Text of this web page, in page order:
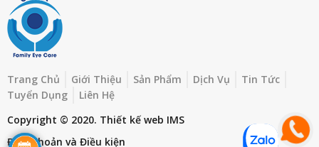
Trang Chủ Giới Thiệu Sản Phẩm Dịch Vụ
Tin Tức
Tuyển Dụng
Liên Hệ
Copyright © 2020. Thiết kế web IMS
Điều khoản và Điều kiện